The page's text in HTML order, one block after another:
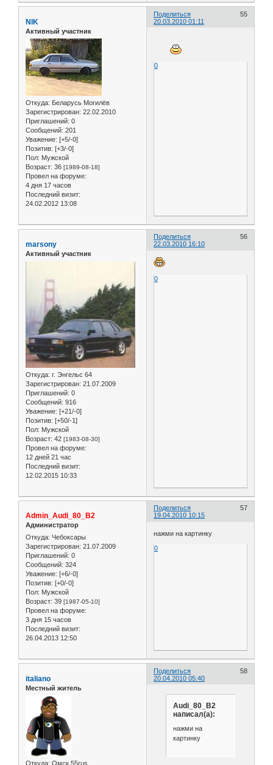
Поделиться
55
20.03.2010 01:11
NIK
Активный участник
Откуда: Беларусь Могилёв
Зарегистрирован: 22.02.2010
Приглашений: 0
Сообщений: 201
Уважение: [+5/-0]
Позитив: [+3/-0]
Пол: Мужской
Возраст: 36 [1989-08-18]
Провел на форуме:
4 дня 17 часов
Последний визит:
24.02.2012 13:08
0
Поделиться
56
22.03.2010 16:10
marsony
Активный участник
Откуда: г. Энгельс 64
Зарегистрирован: 21.07.2009
Приглашений: 0
Сообщений: 916
Уважение: [+21/-0]
Позитив: [+50/-1]
Пол: Мужской
Возраст: 42 [1983-08-30]
Провел на форуме:
12 дней 21 час
Последний визит:
12.02.2015 10:33
0
Поделиться
57
19.04.2010 10:15
Admin_Audi_80_B2
Администратор
Откуда: Чебоксары
Зарегистрирован: 21.07.2009
Приглашений: 0
Сообщений: 324
Уважение: [+6/-0]
Позитив: [+0/-0]
Пол: Мужской
Возраст: 39 [1987-05-10]
Провел на форуме:
3 дня 15 часов
Последний визит:
26.04.2013 12:50
нажми на картинку
0
Поделиться
58
20.04.2010 05:40
italiano
Местный житель
Откуда: Омск 55rus
Audi_80_B2
написал(а):
нажми на
картинку